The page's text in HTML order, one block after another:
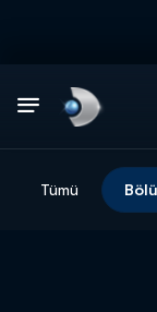
Tümü